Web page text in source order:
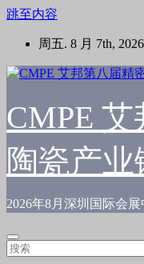
跳至内容
周五. 8 月 7th, 2026
CMPE
陶瓷产
2026年8月深圳国际会